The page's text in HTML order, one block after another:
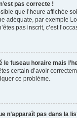
pas correcte !
que l’heure affichée
adéquate, par exemple
pas inscrit, c’est
le fuseau horaire mais
certain d’avoir
ce problème.
n’apparaît pas dans la